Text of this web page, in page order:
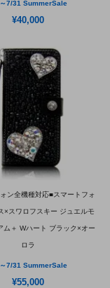
7/31 SummerSale
¥40,000
ン全機種対応■スマートフォ
×スワロフスキー ジュエルモ
ム＋ Wハート ブラック×オー
ロラ
7/31 SummerSale
¥55,000